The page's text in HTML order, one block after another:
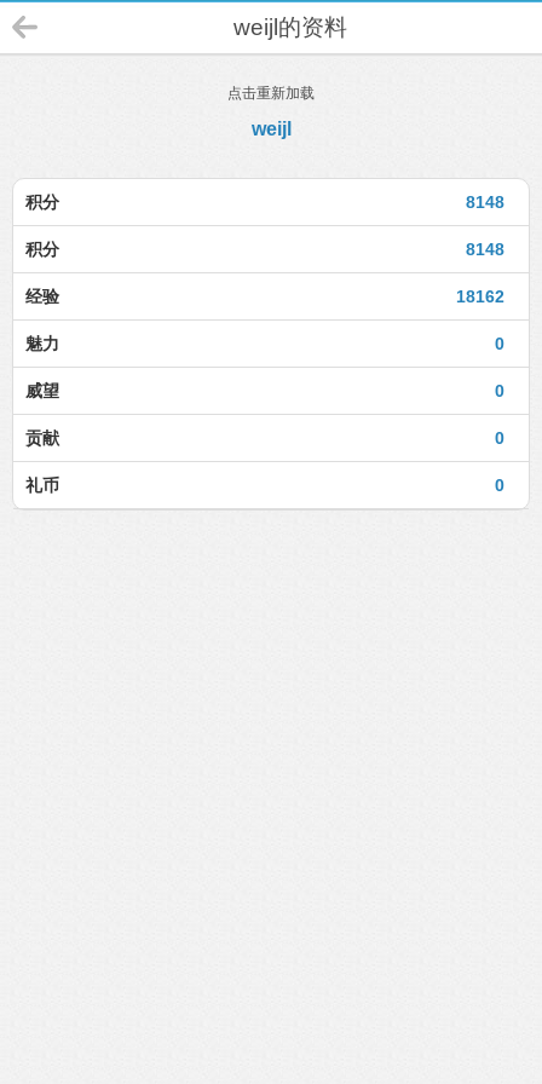
weijl的资料
点击重新加载
weijl
8148
积分
8148
积分
18162
经验
0
魅力
0
威望
0
贡献
0
礼币